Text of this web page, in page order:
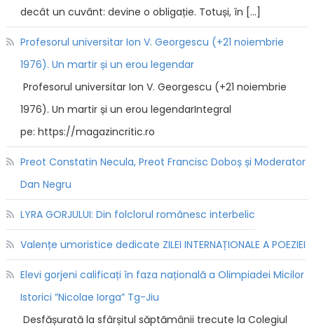
decât un cuvânt: devine o obligație. Totuși, în […]
Profesorul universitar Ion V. Georgescu (+21 noiembrie
1976). Un martir și un erou legendar
Profesorul universitar Ion V. Georgescu (+21 noiembrie
1976). Un martir și un erou legendarIntegral
pe: https://magazincritic.ro
Preot Constatin Necula, Preot Francisc Doboș și Moderator
Dan Negru
LYRA GORJULUI: Din folclorul românesc interbelic
Valențe umoristice dedicate ZILEI INTERNAȚIONALE A POEZIEI
Elevi gorjeni calificați în faza națională a Olimpiadei Micilor
Istorici ”Nicolae Iorga” Tg-Jiu
Desfășurată la sfârșitul săptămânii trecute la Colegiul